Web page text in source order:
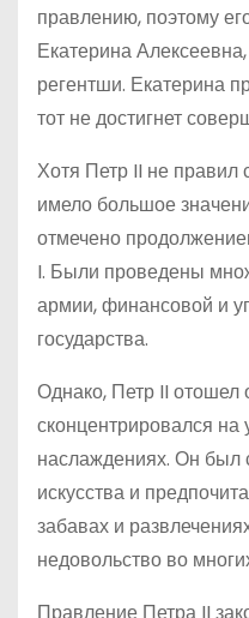
правлению, поэтому
Екатерина
регентши. Екатерина
тот не достигнет
Хотя Петр II не правил
имело большое
отмечено
I. Были проведены
армии, финансовой и
государства.
Однако, Петр II отошел
сконцентрировался на
наслаждениях. Он был
искусства и
забавах и
недовольство во
Правление Петра II